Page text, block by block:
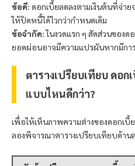
ข้อดี: ดอกเบี้ยลดลงตามเงินต้นที่จ่าย
ให้ปิดหนี้ได้ไวกว่ากำหนดเดิม
ข้อจำกัด:ในงวดแรก ๆ สัดส่วนของด
ยอดผ่อนอาจมีความแปรผันหากมีกา
ตารางเปรียบเทียบ ดอ
แบบไหนดีกว่า?
เพื่อให้เห็นภาพความต่างของดอกเ
ลองพิจารณาตารางเปรียบเทียบด้าน